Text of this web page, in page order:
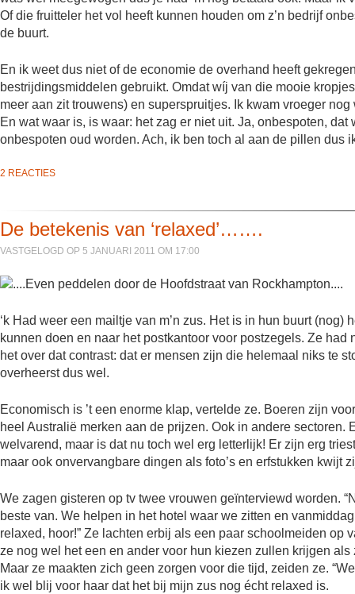
Of die fruitteler het vol heeft kunnen houden om z’n bedrijf
de buurt.
En ik weet dus niet of de economie de overhand heeft
bestrijdingsmiddelen gebruikt. Omdat wíj van die mooie
meer aan zit trouwens) en superspruitjes. Ik kwam vroeger
En wat waar is, is waar: het zag er niet uit. Ja, onbespoten,
onbespoten oud worden. Ach, ik ben toch al aan de pillen
2 REACTIES
De betekenis van ‘relaxed’…….
VASTGELOGD OP 5 JANUARI 2011 OM 17:00
‘k Had weer een mailtje van m’n zus. Het is in hun buurt
kunnen doen en naar het postkantoor voor postzegels. Ze
het over dat contrast: dat er mensen zijn die helemaal niks te
overheerst dus wel.
Economisch is ’t een enorme klap, vertelde ze. Boeren zijn
heel Australië merken aan de prijzen. Ook in andere
welvarend, maar is dat nu toch wel erg letterlijk! Er zijn erg
maar ook onvervangbare dingen als foto’s en erfstukken kwijt
We zagen gisteren op tv twee vrouwen geïnterviewd worden.
beste van. We helpen in het hotel waar we zitten en
relaxed, hoor!” Ze lachten erbij als een paar schoolmeiden op
ze nog wel het een en ander voor hun kiezen zullen krijgen
Maar ze maakten zich geen zorgen voor die tijd, zeiden ze.
ik wel blij voor haar dat het bij mijn zus nog écht relaxed is.